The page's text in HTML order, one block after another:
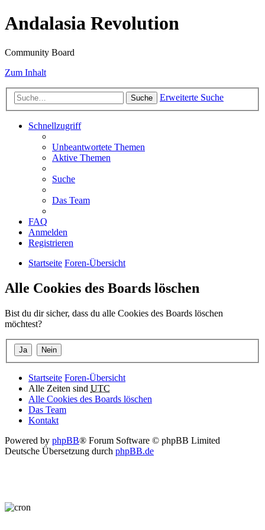
Andalasia Revolution
Community Board
Zum Inhalt
Suche Erweiterte Suche
Schnellzugriff
Unbeantwortete Themen
Aktive Themen
Suche
Das Team
FAQ
Anmelden
Registrieren
Startseite Foren-Übersicht
Alle Cookies des Boards löschen
Bist du dir sicher, dass du alle Cookies des Boards löschen
möchtest?
Startseite Foren-Übersicht
Alle Zeiten sind UTC
Alle Cookies des Boards löschen
Das Team
Kontakt
Powered by phpBB® Forum Software © phpBB Limited
Deutsche Übersetzung durch phpBB.de